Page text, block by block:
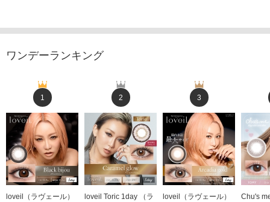
ワンデーランキング
1
loveil（ラヴェール）
2
loveil Toric 1day （ラ
3
loveil（ラヴェール）
Chu's